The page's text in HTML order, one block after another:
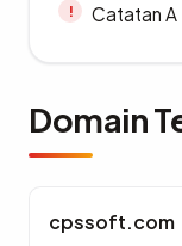
Catatan
Domain
cpssoft.com